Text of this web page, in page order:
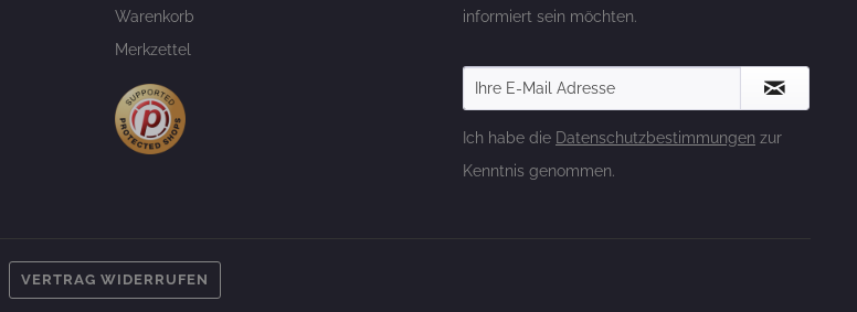
Warenkorb
Merkzettel
informiert sein möchten.
Ich habe die Datenschutzbestimmungen zur
Kenntnis genommen.
VERTRAG WIDERRUFEN